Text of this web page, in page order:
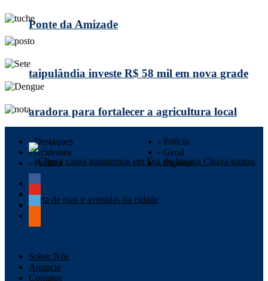
Ponte da Amizade
taipulândia investe R$ 58 mil em nova grade
aradora para fortalecer a agricultura local
› Destaques
› Acidentes
› Política
› Polícia
› Geral
› Esportes
Sobre Nós
Anuncie
Contatos